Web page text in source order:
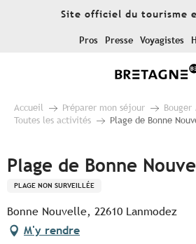
Site officiel du tourisme
Pros Presse Voyagistes
Accueil Préparer mon séjour
Toutes les activités
Plage de Bonne
Plage de Bonne
PLAGE NON SURVEILLÉE
Bonne Nouvelle, 22610 Lanmodez
M'y rendre